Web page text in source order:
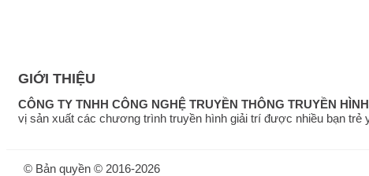
GIỚI THIỆU
CÔNG TY TNHH CÔNG NGHỆ TRUYỀN THÔNG TRUYỀN
vị sản xuất các chương trình truyền hình giải trí được nhiều bạn
© Bản quyền © 2016-2026